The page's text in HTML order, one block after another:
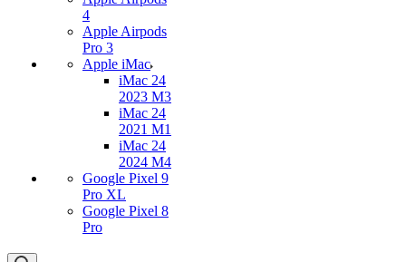
4
Apple Airpods
Pro 3
Apple iMac
iMac 24
2023 M3
iMac 24
2021 M1
iMac 24
2024 M4
Google Pixel 9
Pro XL
Google Pixel 8
Pro